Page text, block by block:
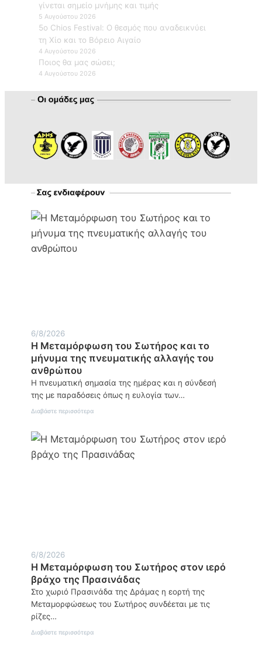
γίνεται σημείο μνήμης και τιμής
5 Αυγούστου 2026
5ο Chios Festival: Ο θεσμός που αναδεικνύει
τη Χίο και το Βόρειο Αιγαίο
4 Αυγούστου 2026
Ποιος θα μας σώσει;
4 Αυγούστου 2026
6/8/2026
Η Μεταμόρφωση του Σωτήρος και το
μήνυμα της πνευματικής αλλαγής του
ανθρώπου
Η πνευματική σημασία της ημέρας και η σύνδεσή
της με παραδόσεις όπως η ευλογία των…
Διαβάστε περισσότερα:
του
και
6/8/2026
Η Μεταμόρφωση του Σωτήρος στον ιερό
βράχο της Πρασινάδας
Στο χωριό Πρασινάδα της Δράμας η εορτή της
Μεταμορφώσεως του Σωτήρος συνδέεται με τις
ρίζες…
Διαβάστε περισσότερα: